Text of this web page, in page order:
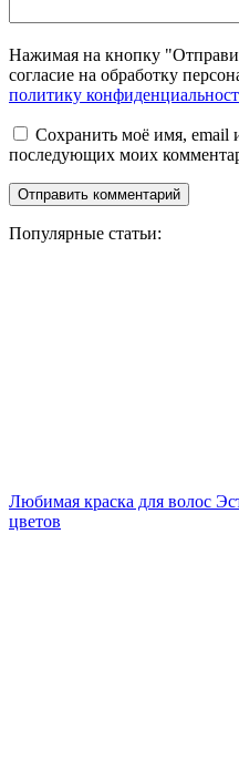
Нажимая на кнопку
согласие на обработку
политику
Сохранить моё имя, email
последующих моих
Популярные статьи:
Любимая краска для волос
цветов